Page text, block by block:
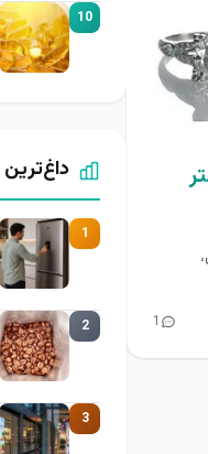
1
10
داغ‌ترین ۳ ماه اخیر
1
2
3